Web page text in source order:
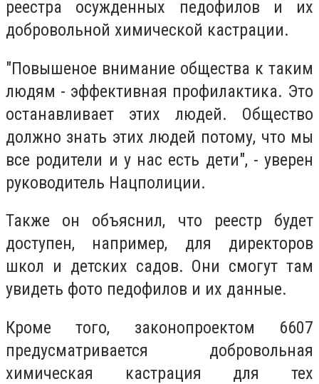
реестра осужденных педофилов и их
добровольной химической кастрации.
"Повышеное внимание общества к таким
людям - эффективная профилактика. Это
останавливает этих людей. Общество
должно знать этих людей потому, что мы
все родители и у нас есть дети", - уверен
руководитель Нацполиции.
Также он объяснил, что реестр будет
доступен, например, для директоров
школ и детских садов. Они смогут там
увидеть фото педофилов и их данные.
Кроме того, законопроектом 6607
предусматривается добровольная
химическая кастрация для тех